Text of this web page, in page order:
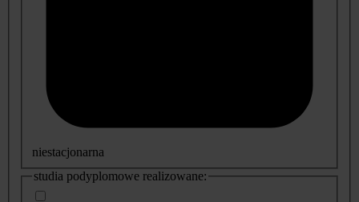
niestacjonarna
studia podyplomowe realizowane: